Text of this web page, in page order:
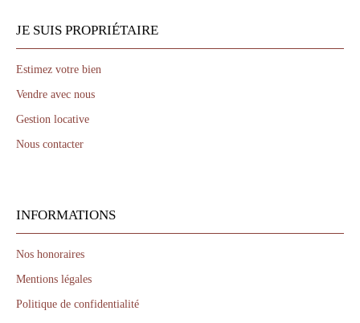
JE SUIS PROPRIÉTAIRE
Estimez votre bien
Vendre avec nous
Gestion locative
Nous contacter
INFORMATIONS
Nos honoraires
Mentions légales
Politique de confidentialité